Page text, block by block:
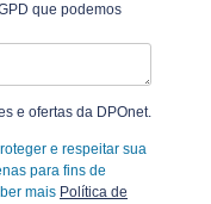
que podemos
e ofertas da DPOnet.
e respeitar sua
para fins de
mais Política de